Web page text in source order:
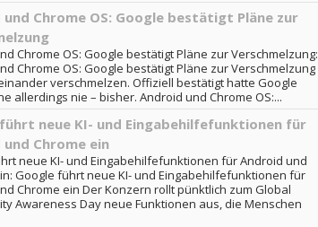
Chrome OS: Google bestätigt Pläne zur
Chrome OS: Google bestätigt Pläne zur Verschmelzung:
Chrome OS: Google bestätigt Pläne zur Verschmelzung
verschmelzen. Offiziell bestätigt hatte Google
allerdings nie – bisher. Android und Chrome OS:...
neue KI- und Eingabehilfefunktionen für
Chrome ein
neue KI- und Eingabehilfefunktionen für Android und
Google führt neue KI- und Eingabehilfefunktionen für
Chrome ein Der Konzern rollt pünktlich zum Global
Awareness Day neue Funktionen aus, die Menschen